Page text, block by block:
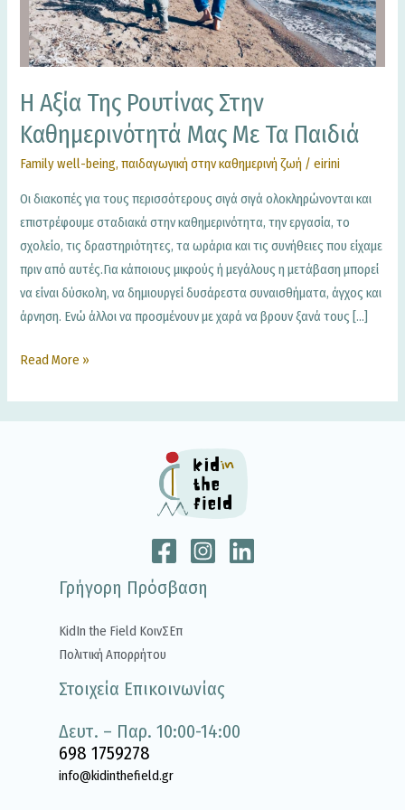
Η Αξία Της Ρουτίνας Στην
Καθημερινότητά Μας Με Τα Παιδιά
Family well-being,παιδαγωγική στην καθημερινή ζωή /eirini
Οι διακοπές για τους περισσότερους σιγά σιγά ολοκληρώνονται και
επιστρέφουμε σταδιακά στην καθημερινότητα, την εργασία, το
σχολείο, τις δραστηριότητες, τα ωράρια και τις συνήθειες που είχαμε
πριν από αυτές.Για κάποιους μικρούς ή μεγάλους η μετάβαση μπορεί
να είναι δύσκολη, να δημιουργεί δυσάρεστα συναισθήματα, άγχος και
άρνηση. Ενώ άλλοι να προσμένουν με χαρά να βρουν ξανά τους […]
καθημερινότητά
μας
με
παιδιά
Read More »
Γρήγορη Πρόσβαση
KidIn the Field ΚοινΣΕπ
Πολιτική Απορρήτου
Στοιχεία Επικοινωνίας
Δευτ. – Παρ. 10:00-14:00
698 1759278
info@kidinthefield.gr